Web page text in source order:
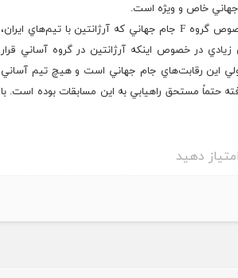
جهاني خاص و ويژه است.
مهاجم 26 ساله آلبي‌سلسته همچنين در پاسخ به اين پرسش که «نظرتان در خصوص گروه F جام جهاني که آرژانتين با تيم‌هاي ايران،
در خصوص اينکه آرژانتين در گروه آساني قرار
اين رقابت‌هاي جام جهاني است و هيچ تيم آساني
حتماً مستحق راهيابي به اين مسابقات بوده است. با
دهید